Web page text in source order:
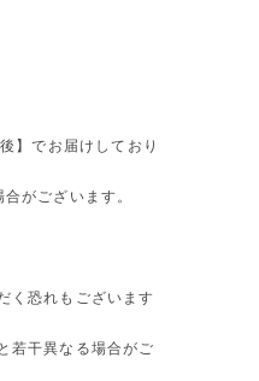
】でお届けしており
がございます。
く恐れもございます
若干異なる場合がご